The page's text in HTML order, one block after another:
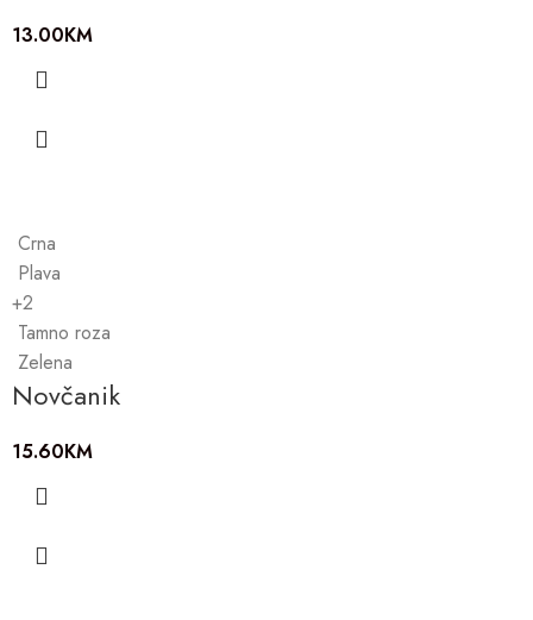
13.00KM
Crna
Plava
+2
Tamno roza
Zelena
Novčanik
15.60KM